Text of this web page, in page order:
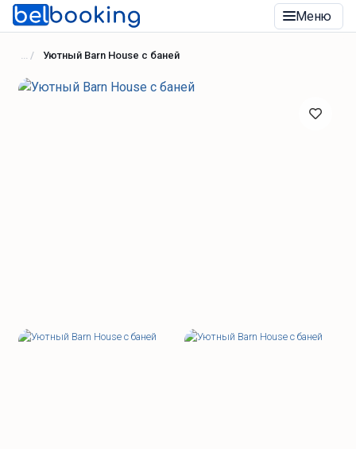
Меню
Уютный Barn House с баней